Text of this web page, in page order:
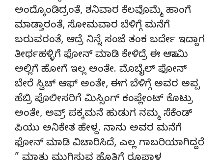
ಅಂದ್ಕೊಂಡಿದ್ರಂತೆ, ಶನಿವಾರ ಕೆಲವೊಮ್ಮೆ ಹಾಂಗೆ
ಮಾಡ್ತಾರಂತೆ, ಸೋಮವಾರ ಬೆಳಿಗ್ಗೆ ಮನೆಗೆ
ಬರುವರಂತೆ, ಆದ್ರೆ ನಿನ್ನೆ ಸಂಜೆ ತಂಕ ಬರ್ದೇ ಇದ್ದಾಗ
ತೀರ್ಥಹಳ್ಳಿಗೆ ಫೋನ್ ಮಾಡಿ ಕೇಳಿದ್ರೆ ಈ ಆಸಾಮಿ
ಅಲ್ಲಿಗೆ ಹೋಗೆ ಇಲ್ಲ ಅಂತೇ. ಮೊಬೈಲ್ ಫೋನ್
ಬೇರೆ ಸ್ವಿಚ್ ಆಫ್ ಅಂತೇ, ಈಗ ಬೆಳಿಗ್ಗೆ ಅವರ ಅಪ್ಪ
ಹೆಬ್ರಿ ಪೊಲೀಸರಿಗೆ ಮಿಸ್ಸಿಂಗ್ ಕಂಪ್ಲೇಂಟ್ ಕೊಟ್ರು
ಅಂತೇ, ಅವ್ರ್ ಪಕ್ಕಮನೆ ಹುಡುಗ ನಮ್ಮ ಸೆಕೆಂಡ್
ಪಿಯು ಅನಿಕೇತ ಹೇಳ್ದ. ನಾನು ಅವರ ಮನೆಗೆ
ಫೋನ್ ಮಾಡಿ ವಿಚಾರಿಸಿದೆ, ಎಲ್ಲ ಗಾಬರಿಯಾಗಿದ್ದರೆ